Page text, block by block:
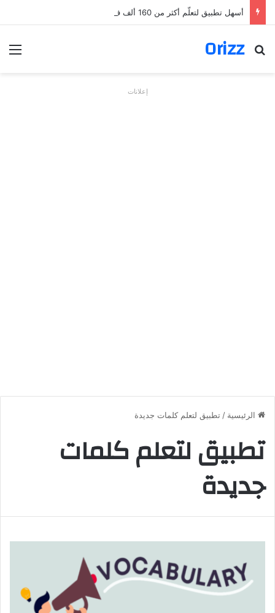
أسهل تطبيق لتعلّم أكثر من 160 ألف فعل بالألمانية
Orizz
بحث عن
إعلانات
الرئيسية / تطبيق لتعلم كلمات جديدة
تطبيق لتعلم كلمات
جديدة